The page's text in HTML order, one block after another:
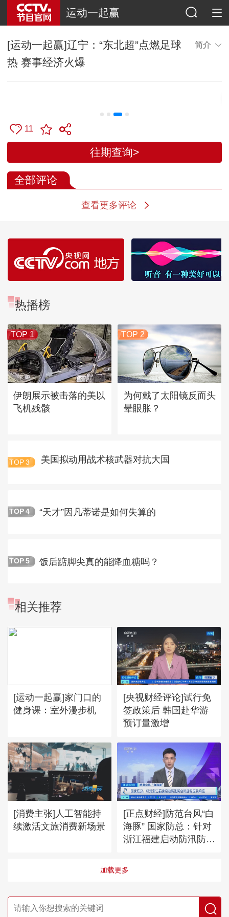
运动一起赢
[运动一起赢]辽宁：“东北超”点燃足球
热 赛事经济火爆
简介
11
往期查询>
全部评论
查看更多评论
热播榜
TOP 1
伊朗展示被击落的美以
飞机残骸
TOP 2
为何戴了太阳镜反而头
晕眼胀？
TOP 3 美国拟动用战术核武器对抗大国
TOP 4 “天才”因凡蒂诺是如何失算的
TOP 5 饭后踮脚尖真的能降血糖吗？
相关推荐
[运动一起赢]家门口的
健身课：室外漫步机
[央视财经评论]试行免
签政策后 韩国赴华游
预订量激增
[消费主张]人工智能持
续激活文旅消费新场景
[正点财经]防范台风“白
海豚” 国家防总：针对
浙江福建启动防汛防台
加载更多